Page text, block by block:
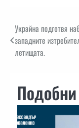
Навигация
Украйна подготвя
западните
летищата.